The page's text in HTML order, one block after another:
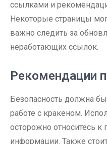
ссылками и
Некоторые страницы
важно следить за
неработающих ссылок.
Рекомендации
Безопасность должна
работе с кракеном.
осторожно относитесь
информации. Также